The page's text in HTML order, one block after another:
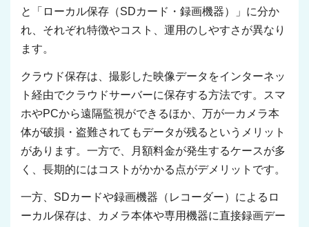
と「ローカル保存（SDカード・録画機器）」に分か
れ、それぞれ特徴やコスト、運用のしやすさが異なり
ます。
クラウド保存は、撮影した映像データをインターネッ
ト経由でクラウドサーバーに保存する方法です。スマ
ホやPCから遠隔監視ができるほか、万が一カメラ本
体が破損・盗難されてもデータが残るというメリット
があります。一方で、月額料金が発生するケースが多
く、長期的にはコストがかかる点がデメリットです。
一方、SDカードや録画機器（レコーダー）によるロ
ーカル保存は、カメラ本体や専用機器に直接録画デー